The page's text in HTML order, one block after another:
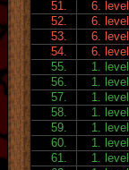
51.
6. level
52.
6. level
53.
6. level
54.
6. level
55.
1. level
56.
1. level
57.
1. level
58.
1. level
59.
1. level
60.
1. level
61.
1. level